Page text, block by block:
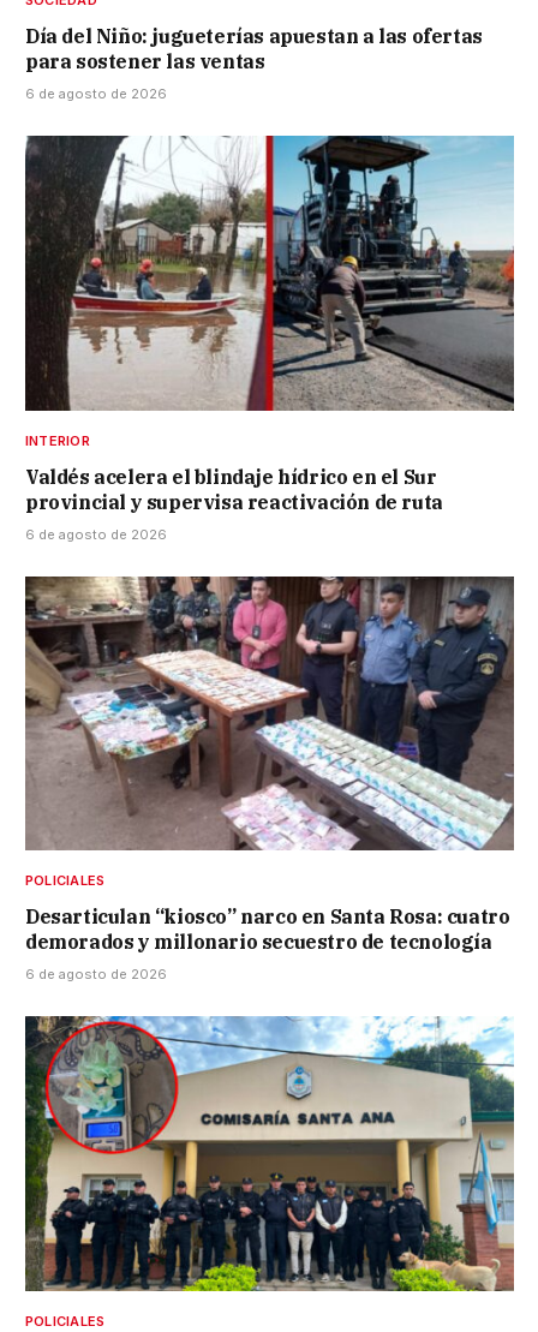
Día del Niño: jugueterías apuestan a las ofertas
para sostener las ventas
6 de agosto de 2026
INTERIOR
Valdés acelera el blindaje hídrico en el Sur
provincial y supervisa reactivación de ruta
6 de agosto de 2026
POLICIALES
Desarticulan “kiosco” narco en Santa Rosa: cuatro
demorados y millonario secuestro de tecnología
6 de agosto de 2026
POLICIALES